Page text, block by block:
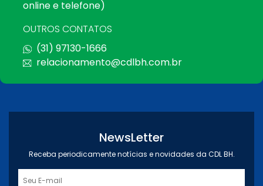
online e telefone)
OUTROS CONTATOS
(31) 97130-1666
relacionamento@cdlbh.com.br
NewsLetter
Receba periodicamente notícias e novidades da CDL BH.